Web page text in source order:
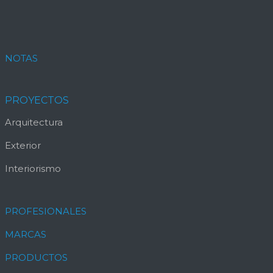
NOTAS
PROYECTOS
Arquitectura
Exterior
Interiorismo
PROFESIONALES
MARCAS
PRODUCTOS